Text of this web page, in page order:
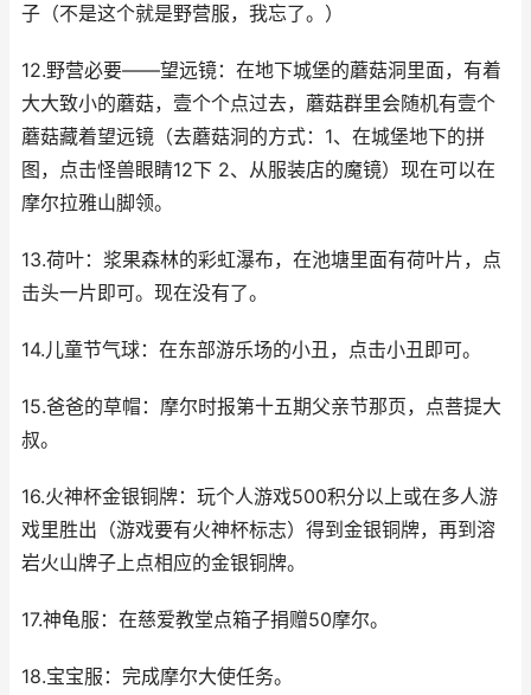
子（不是这个就是野营服，我忘了。）
12.野营必要——望远镜：在地下城堡的蘑菇洞里面，有着
大大致小的蘑菇，壹个个点过去，蘑菇群里会随机有壹个
蘑菇藏着望远镜（去蘑菇洞的方式：1、在城堡地下的拼
图，点击怪兽眼睛12下 2、从服装店的魔镜）现在可以在
摩尔拉雅山脚领。
13.荷叶：浆果森林的彩虹瀑布，在池塘里面有荷叶片，点
击头一片即可。现在没有了。
14.儿童节气球：在东部游乐场的小丑，点击小丑即可。
15.爸爸的草帽：摩尔时报第十五期父亲节那页，点菩提大
叔。
16.火神杯金银铜牌：玩个人游戏500积分以上或在多人游
戏里胜出（游戏要有火神杯标志）得到金银铜牌，再到溶
岩火山牌子上点相应的金银铜牌。
17.神龟服：在慈爱教堂点箱子捐赠50摩尔。
18.宝宝服：完成摩尔大使任务。